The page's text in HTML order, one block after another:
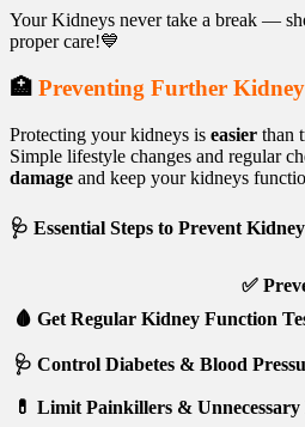
Your Kidneys never take a break —
proper care!💙
🏥 Preventing Further
Protecting your kidneys is easier than
Simple lifestyle changes and regular
damage and keep your kidneys
🩺 Essential Steps to Prevent
✅
🩸 Get Regular Kidney Function
🩺 Control Diabetes & Blood
💊 Limit Painkillers &